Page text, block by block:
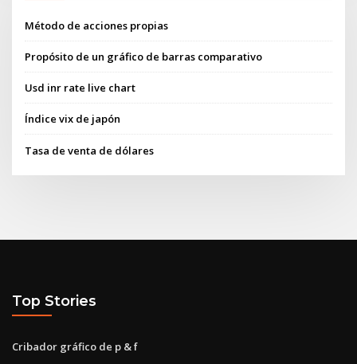
Método de acciones propias
Propósito de un gráfico de barras comparativo
Usd inr rate live chart
Índice vix de japón
Tasa de venta de dólares
Top Stories
Cribador gráfico de p & f